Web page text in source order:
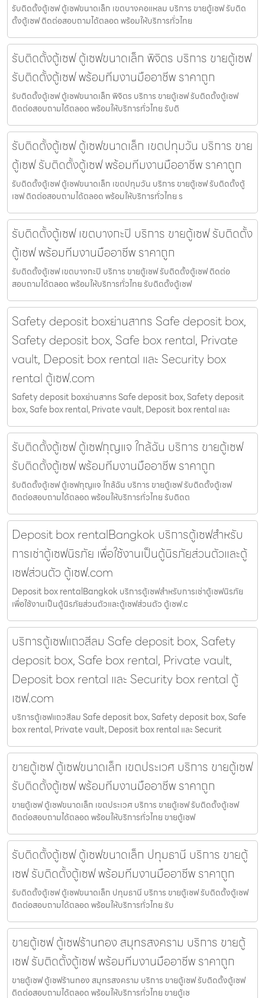
รับติดตั้งตู้เซฟ ตู้เซฟขนาดเล็ก เขตบางคอแหลม บริการ ขายตู้เซฟ รับติด
ตั้งตู้เซฟ ติดต่อสอบถามได้ตลอด พร้อมให้บริการทั่วไทย
รับติดตั้งตู้เซฟ ตู้เซฟขนาดเล็ก พิจิตร บริการ ขายตู้เซฟ
รับติดตั้งตู้เซฟ พร้อมทีมงานมืออาชีพ ราคาถูก
รับติดตั้งตู้เซฟ ตู้เซฟขนาดเล็ก พิจิตร บริการ ขายตู้เซฟ รับติดตั้งตู้เซฟ
ติดต่อสอบถามได้ตลอด พร้อมให้บริการทั่วไทย รับติ
รับติดตั้งตู้เซฟ ตู้เซฟขนาดเล็ก เขตปทุมวัน บริการ ขาย
ตู้เซฟ รับติดตั้งตู้เซฟ พร้อมทีมงานมืออาชีพ ราคาถูก
รับติดตั้งตู้เซฟ ตู้เซฟขนาดเล็ก เขตปทุมวัน บริการ ขายตู้เซฟ รับติดตั้งตู้
เซฟ ติดต่อสอบถามได้ตลอด พร้อมให้บริการทั่วไทย ร
รับติดตั้งตู้เซฟ เขตบางกะปิ บริการ ขายตู้เซฟ รับติดตั้ง
ตู้เซฟ พร้อมทีมงานมืออาชีพ ราคาถูก
รับติดตั้งตู้เซฟ เขตบางกะปิ บริการ ขายตู้เซฟ รับติดตั้งตู้เซฟ ติดต่อ
สอบถามได้ตลอด พร้อมให้บริการทั่วไทย รับติดตั้งตู้เซฟ
Safety deposit boxย่านสาทร Safe deposit box,
Safety deposit box, Safe box rental, Private
vault, Deposit box rental และ Security box
rental ตู้เซฟ.com
Safety deposit boxย่านสาทร Safe deposit box, Safety deposit
box, Safe box rental, Private vault, Deposit box rental และ
รับติดตั้งตู้เซฟ ตู้เซฟกุญแจ ใกล้ฉัน บริการ ขายตู้เซฟ
รับติดตั้งตู้เซฟ พร้อมทีมงานมืออาชีพ ราคาถูก
รับติดตั้งตู้เซฟ ตู้เซฟกุญแจ ใกล้ฉัน บริการ ขายตู้เซฟ รับติดตั้งตู้เซฟ
ติดต่อสอบถามได้ตลอด พร้อมให้บริการทั่วไทย รับติดต
Deposit box rentalBangkok บริการตู้เซฟสำหรับ
การเช่าตู้เซฟนิรภัย เพื่อใช้งานเป็นตู้นิรภัยส่วนตัวและตู้
เซฟส่วนตัว ตู้เซฟ.com
Deposit box rentalBangkok บริการตู้เซฟสำหรับการเช่าตู้เซฟนิรภัย
เพื่อใช้งานเป็นตู้นิรภัยส่วนตัวและตู้เซฟส่วนตัว ตู้เซฟ.c
บริการตู้เซฟแถวสีลม Safe deposit box, Safety
deposit box, Safe box rental, Private vault,
Deposit box rental และ Security box rental ตู้
เซฟ.com
บริการตู้เซฟแถวสีลม Safe deposit box, Safety deposit box, Safe
box rental, Private vault, Deposit box rental และ Securit
ขายตู้เซฟ ตู้เซฟขนาดเล็ก เขตประเวศ บริการ ขายตู้เซฟ
รับติดตั้งตู้เซฟ พร้อมทีมงานมืออาชีพ ราคาถูก
ขายตู้เซฟ ตู้เซฟขนาดเล็ก เขตประเวศ บริการ ขายตู้เซฟ รับติดตั้งตู้เซฟ
ติดต่อสอบถามได้ตลอด พร้อมให้บริการทั่วไทย ขายตู้เซฟ
รับติดตั้งตู้เซฟ ตู้เซฟขนาดเล็ก ปทุมธานี บริการ ขายตู้
เซฟ รับติดตั้งตู้เซฟ พร้อมทีมงานมืออาชีพ ราคาถูก
รับติดตั้งตู้เซฟ ตู้เซฟขนาดเล็ก ปทุมธานี บริการ ขายตู้เซฟ รับติดตั้งตู้เซฟ
ติดต่อสอบถามได้ตลอด พร้อมให้บริการทั่วไทย รับ
ขายตู้เซฟ ตู้เซฟร้านทอง สมุทรสงคราม บริการ ขายตู้
เซฟ รับติดตั้งตู้เซฟ พร้อมทีมงานมืออาชีพ ราคาถูก
ขายตู้เซฟ ตู้เซฟร้านทอง สมุทรสงคราม บริการ ขายตู้เซฟ รับติดตั้งตู้เซฟ
ติดต่อสอบถามได้ตลอด พร้อมให้บริการทั่วไทย ขายตู้เซ